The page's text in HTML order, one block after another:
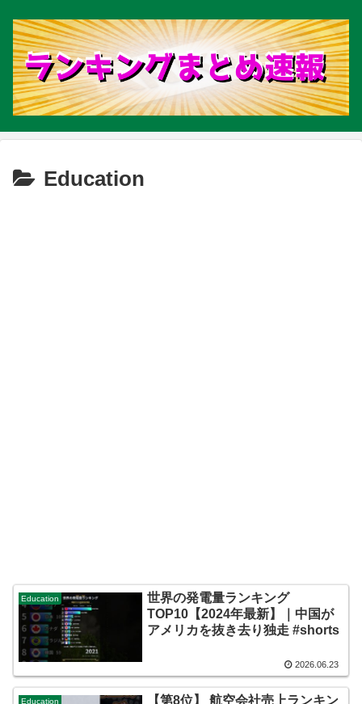
Education
Education
世界の発電量ランキング
TOP10【2024年最新】｜中国が
アメリカを抜き去り独走 #shorts
2026.06.23
Education
【第8位】 航空会社売上ランキン